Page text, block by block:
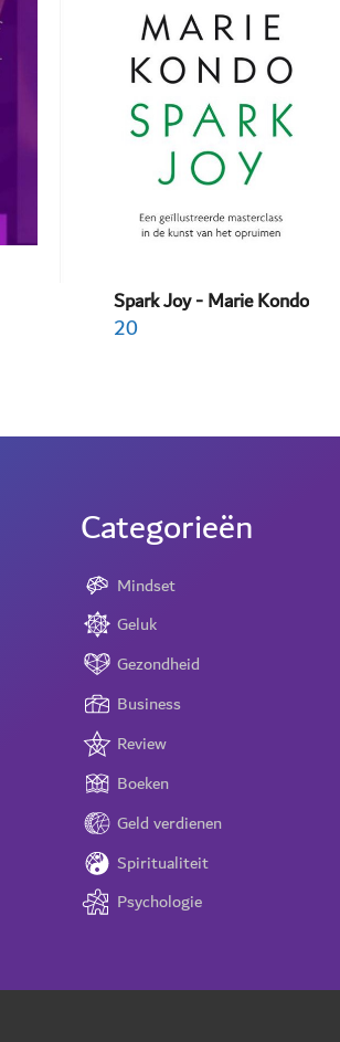
Spark Joy - Marie Kondo
20
Categorieën
Mindset
Geluk
Gezondheid
Business
Review
Boeken
Geld verdienen
Spiritualiteit
Psychologie